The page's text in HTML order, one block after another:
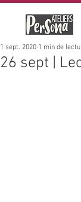
26 sept |
1 sept. 2020 1 min de